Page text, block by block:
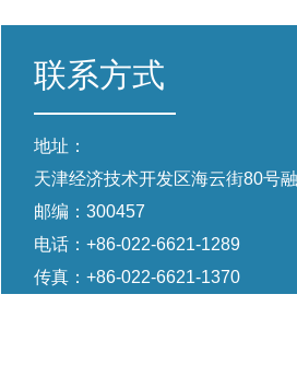
联系方式
地址：
天津经济技术开发区海云街80号
邮编：300457
电话： +86-022-6621-1289
传真：+86-022-6621-1370